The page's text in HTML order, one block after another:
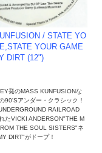
/ STATE YO
YOUR GAME
DIRT (12")
発のMASS KUNFUSIONな
90'Sアンダー・クラシック！
RAILROAD
たVICKI ANDERSON"THE M
THE SOUL SISTERS"ネ
DIRT"がドープ！